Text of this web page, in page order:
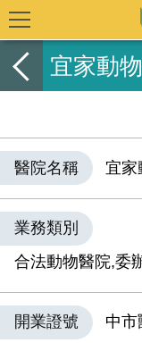
宜家動
醫院名稱 宜家
業務類別
合法動物醫院,委
開業證號 中市